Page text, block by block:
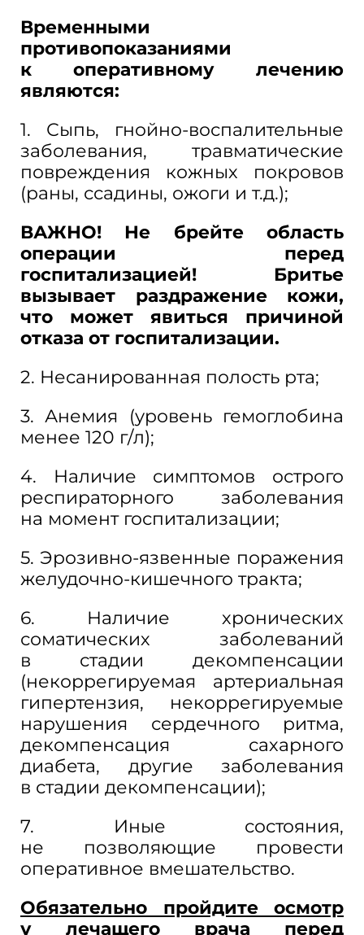
Временными
противопоказаниями
к
оперативному лечению
являются:
1. Сыпь, гнойно-воспалительные
заболевания, травматические
повреждения кожных покровов
(раны, ссадины, ожоги и т.д.);
ВАЖНО! Не
брейте область
операции перед
госпитализацией! Бритье
вызывает раздражение кожи,
что может явиться причиной
отказа от госпитализации.
2. Несанированная полость рта;
3. Анемия (уровень гемоглобина
менее 120 г/л);
4. Наличие симптомов острого
респираторного заболевания
на момент госпитализации;
5. Эрозивно-язвенные поражения
желудочно-кишечного тракта;
6. Наличие хронических
соматических заболеваний
в
стадии декомпенсации
(некоррегируемая артериальная
гипертензия, некоррегируемые
нарушения сердечного ритма,
декомпенсация сахарного
диабета, другие заболевания
в стадии декомпенсации);
7. Иные состояния,
не
позволяющие провести
оперативное вмешательство.
Обязательно пройдите осмотр
у
лечащего врача перед